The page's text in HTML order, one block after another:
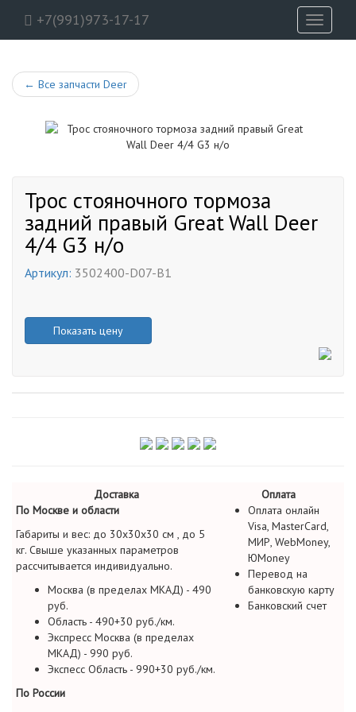
+7(991)973-17-17
Toggle
← Все запчасти Deer
Трос стояночного тормоза
задний правый Great Wall Deer
4/4 G3 н/о
Артикул: 3502400-D07-B1
Показать цену
Доставка
Оплата
По Москве и области
Габариты и вес: до 30х30х30 см , до 5
кг. Свыше указанных параметров
рассчитывается индивидуально.
Москва (в пределах МКАД) - 490
руб.
Область - 490+30 руб./км.
Экспресс Москва (в пределах
МКАД) - 990 руб.
Экспесс Область - 990+30 руб./км.
По России
Оплата онлайн
Visa, MasterCard,
МИР, WebMoney,
ЮMoney
Перевод на
банковскую карту
Банковский счет